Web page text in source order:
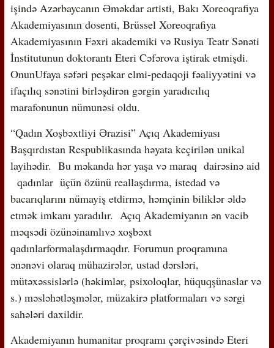
işində Azərbaycanın Əməkdar artisti, Bakı Xoreoqrafiya
Akademiyasının dosenti, Brüssel Xoreoqrafiya
Akademiyasının Fəxri akademiki və Rusiya Teatr Sənəti
İnstitutunun doktorantı Eteri Cəfərova iştirak etmişdi.
OnunUfaya səfəri peşəkar elmi-pedaqoji fəaliyyətini və
ifaçılıq sənətini birləşdirən gərgin yaradıcılıq
marafonunun nümunəsi oldu.
“Qadın Xoşbəxtliyi Ərazisi” Açıq Akademiyası
Başqırdıstan Respublikasında həyata keçirilən unikal
layihədir. Bu məkanda hər yaşa və maraq dairəsinə aid
qadınlar üçün özünü reallaşdırma, istedad və
bacarıqlarını nümayiş etdirmə, həmçinin biliklər əldə
etmək imkanı yaradılır. Açıq Akademiyanın ən vacib
məqsədi özünəinamlıvə xoşbəxt
qadınlarformalaşdırmaqdır. Forumun proqramına
ənənəvi olaraq mühazirələr, ustad dərsləri,
mütəxəssislərlə (həkimlər, psixoloqlar, hüquqşünaslar və
s.) məsləhətləşmələr, müzakirə platformaları və sərgi
sahələri daxildir.
Akademiyanın humanitar proqramı çərçivəsində Eteri